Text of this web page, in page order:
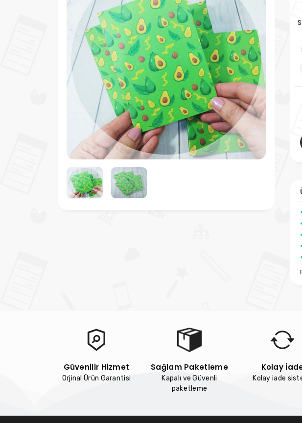
Güvenilir Hizmet
Orjinal Ürün Garantisi
Sağlam Paketleme
Kapalı ve Güvenli
paketleme
Kolay
Kolay iade